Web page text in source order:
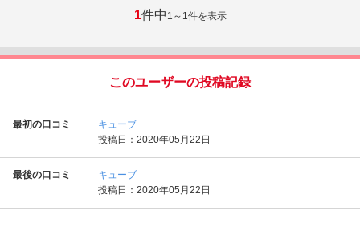
1件中 1～1件を表示
このユーザーの投稿記録
最初の口コミ
キューブ
投稿日：2020年05月22日
最後の口コミ
キューブ
投稿日：2020年05月22日